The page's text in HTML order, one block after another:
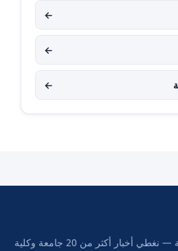
←
←
←
بوابة الأخبار الأكاديمية العراقية — نغطي أخبار أكثر من 20 جامعة وكلية